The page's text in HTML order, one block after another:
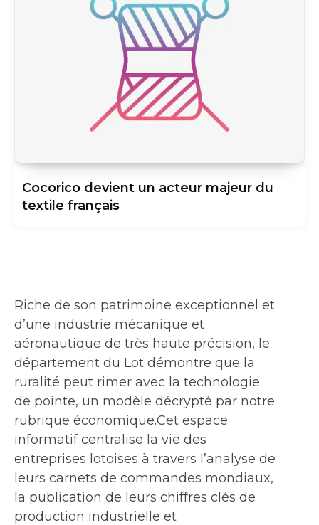
Cocorico devient un acteur majeur du
textile français
Riche de son patrimoine exceptionnel et
d’une industrie mécanique et
aéronautique de très haute précision, le
département du Lot démontre que la
ruralité peut rimer avec la technologie
de pointe, un modèle décrypté par notre
rubrique économique.Cet espace
informatif centralise la vie des
entreprises lotoises à travers l’analyse de
leurs carnets de commandes mondiaux,
la publication de leurs chiffres clés de
production industrielle et